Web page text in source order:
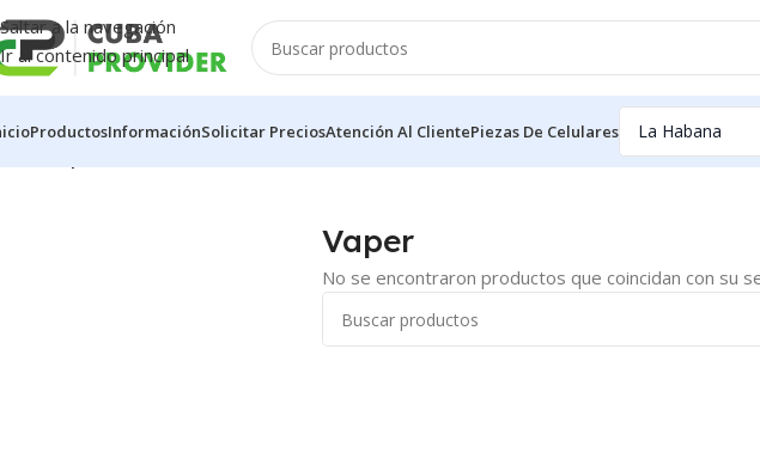
Saltar a la navegación
Ir al contenido principal
ProductosInformaciónSolicitar PreciosAtención Al ClientePiezas De Celulares
Vaper
No se encontraron productos que coincidan con su